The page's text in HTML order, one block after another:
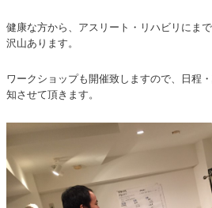
健康な方から、アスリート・リハビリにま
沢山あります。
ワークショップも開催致しますので、日程
知させて頂きます。